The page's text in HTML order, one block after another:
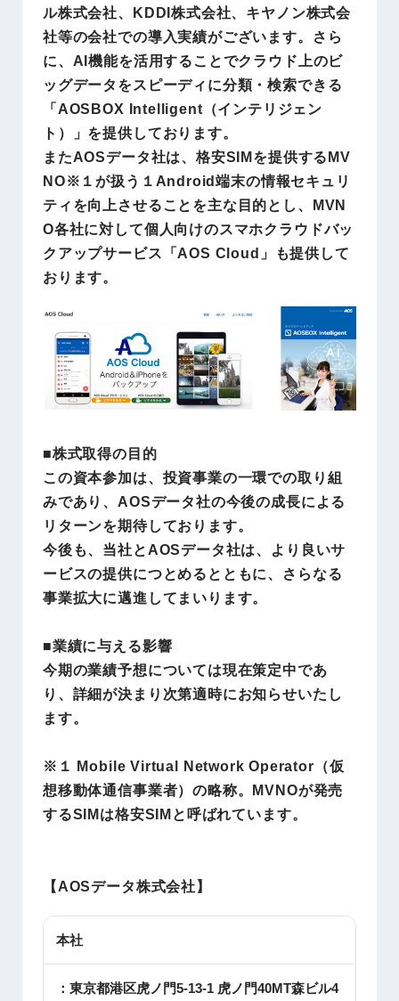
ル株式会社、KDDI株式会社、キヤノン株式会
社等の会社での導入実績がございます。さら
に、AI機能を活用することでクラウド上のビ
ッグデータをスピーディに分類・検索できる
「AOSBOX Intelligent（インテリジェン
ト）」を提供しております。
またAOSデータ社は、格安SIMを提供するMV
NO※１が扱う１Android端末の情報セキュリ
ティを向上させることを主な目的とし、MVN
O各社に対して個人向けのスマホクラウドバッ
クアップサービス「AOS Cloud」も提供して
おります。
■株式取得の目的
この資本参加は、投資事業の一環での取り組
みであり、AOSデータ社の今後の成長による
リターンを期待しております。
今後も、当社とAOSデータ社は、より良いサ
ービスの提供につとめるとともに、さらなる
事業拡大に邁進してまいります。
■業績に与える影響
今期の業績予想については現在策定中であ
り、詳細が決まり次第適時にお知らせいたし
ます。
※１ Mobile Virtual Network Operator（仮
想移動体通信事業者）の略称。MVNOが発売
するSIMは格安SIMと呼ばれています。
【AOSデータ株式会社】
本社
：東京都港区虎ノ門5-13-1 虎ノ門40MT森ビル4